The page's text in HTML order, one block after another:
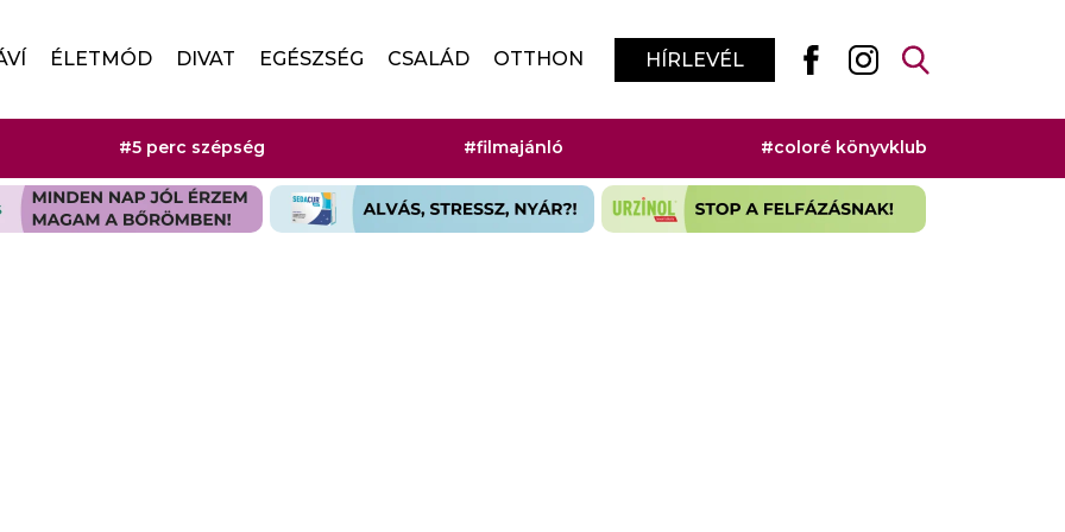
ÉLETMÓD DIVAT EGÉSZSÉG CSALÁD OTTHON HÍRLEVÉL
#5 perc szépség #filmajánló #coloré könyvklub